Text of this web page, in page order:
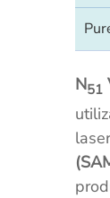
N51